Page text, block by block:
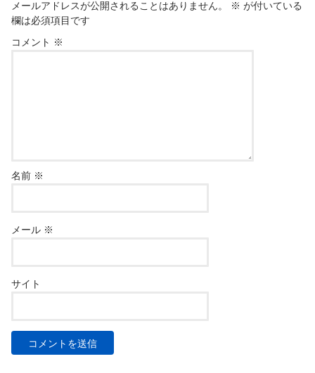
メールアドレスが公開されることはありません。 ※ が付いている
欄は必須項目です
コメント ※
名前 ※
メール ※
サイト